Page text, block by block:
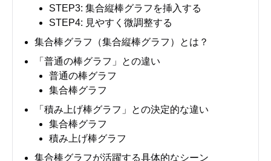
STEP3: 集合縦棒グラフを挿入する
STEP4: 見やすく微調整する
集合棒グラフ（集合縦棒グラフ）とは？
「普通の棒グラフ」との違い
普通の棒グラフ
集合棒グラフ
「積み上げ棒グラフ」との決定的な違い
集合棒グラフ
積み上げ棒グラフ
集合棒グラフが活躍する具体的なシーン